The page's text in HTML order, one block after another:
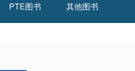
PTE图书 其他图书